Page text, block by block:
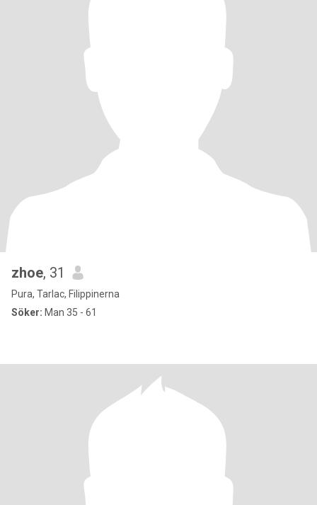
zhoe, 31
Pura, Tarlac, Filippinerna
Söker: Man 35 - 61